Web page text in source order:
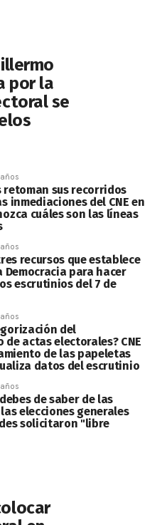
por la
se
retoman sus recorridos
inmediaciones del CNE en
cuáles son las líneas
recursos que establece
Democracia para hacer
escrutinios del 7 de
del
de actas electorales? CNE
de las papeletas
datos del escrutinio
de saber de las
elecciones generales
solicitaron "libre